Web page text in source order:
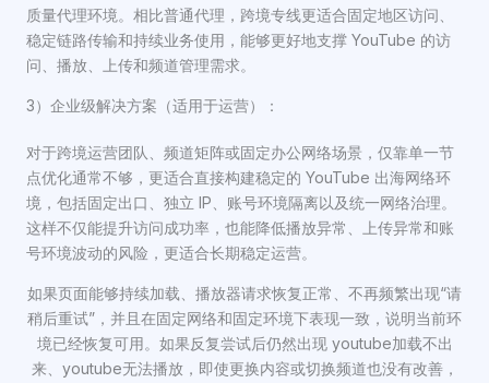
质量代理环境。相比普通代理，跨境专线更适合固定地区访问、
稳定链路传输和持续业务使用，能够更好地支撑 YouTube 的访
问、播放、上传和频道管理需求。
3）企业级解决方案（适用于运营）：
对于跨境运营团队、频道矩阵或固定办公网络场景，仅靠单一节
点优化通常不够，更适合直接构建稳定的 YouTube 出海网络环
境，包括固定出口、独立 IP、账号环境隔离以及统一网络治理。
这样不仅能提升访问成功率，也能降低播放异常、上传异常和账
号环境波动的风险，更适合长期稳定运营。
如果页面能够持续加载、播放器请求恢复正常、不再频繁出现“请
稍后重试”，并且在固定网络和固定环境下表现一致，说明当前环
境已经恢复可用。如果反复尝试后仍然出现 youtube加载不出
来、youtube无法播放，即使更换内容或切换频道也没有改善，